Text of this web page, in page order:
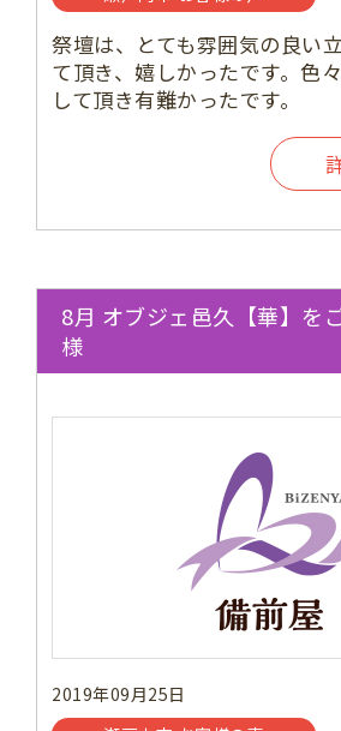
祭壇は、とても雰囲気の良い
て頂き、嬉しかったです。色
して頂き有難かったです。
8月 オブジェ邑久【華】を
様
2019年09月25日